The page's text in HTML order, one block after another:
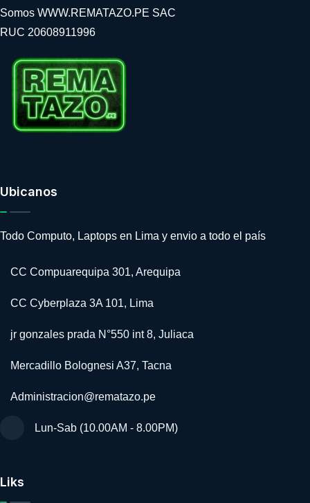
Somos WWW.REMATAZO.PE SAC
RUC 20608911996
Ubicanos
Todo Computo, Laptops en Lima y envio a todo el país
CC Compuarequipa 301, Arequipa
CC Cyberplaza 3A 101, Lima
jr gonzales prada N°550 int 8, Juliaca
Mercadillo Bolognesi A37, Tacna
Administracion@rematazo.pe
Lun-Sab (10.00AM - 8.00PM)
Liks